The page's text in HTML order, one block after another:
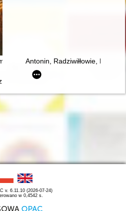
Dyke Acland Tellefsen. Polsko-
Antonin, Radziwiłłowie,
(1790-1857). Nauczyciel Fryderyka
v. 6.11.10 (2026-07-24)
w 0,4542 s.